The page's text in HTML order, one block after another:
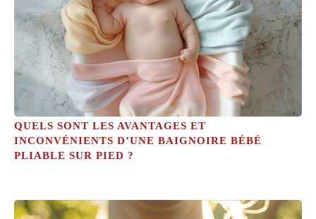
QUELS SONT LES AVANTAGES ET
INCONVÉNIENTS D’UNE BAIGNOIRE BÉBÉ
PLIABLE SUR PIED ?